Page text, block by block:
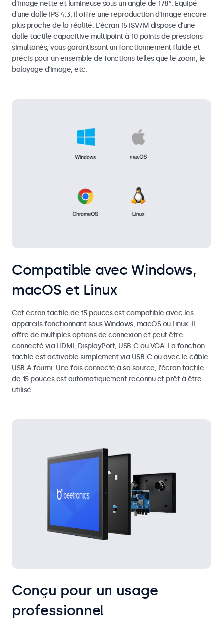
d'image nette et lumineuse sous un angle de 178°. Équipé
d'une dalle IPS 4:3, il offre une reproduction d'image encore
plus proche de la réalité. L'écran 15TSV7M dispose d'une
dalle tactile capacitive multipoint à 10 points de pressions
simultanés, vous garantissant un fonctionnement fluide et
précis pour un ensemble de fonctions telles que le zoom, le
balayage d'image, etc.
Compatible avec Windows,
macOS et Linux
Cet écran tactile de 15 pouces est compatible avec les
appareils fonctionnant sous Windows, macOS ou Linux. Il
offre de multiples options de connexion et peut être
connecté via HDMI, DisplayPort, USB-C ou VGA. La fonction
tactile est activable simplement via USB-C ou avec le câble
USB-A fourni. Une fois connecté à sa source, l'écran tactile
de 15 pouces est automatiquement reconnu et prêt à être
utilisé.
Conçu pour un usage
professionnel